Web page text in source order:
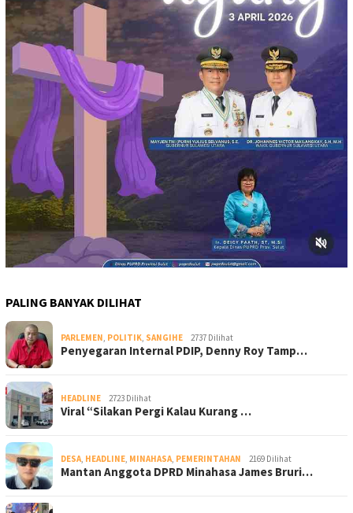
PALING BANYAK DILIHAT
PARLEMEN, POLITIK, SANGIHE 2737 Dilihat
Penyegaran Internal PDIP, Denny Roy Tamp…
HEADLINE 2723 Dilihat
Viral “Silakan Pergi Kalau Kurang …
DESA, HEADLINE, MINAHASA, PEMERINTAHAN 2169 Dilihat
Mantan Anggota DPRD Minahasa James Bruri…